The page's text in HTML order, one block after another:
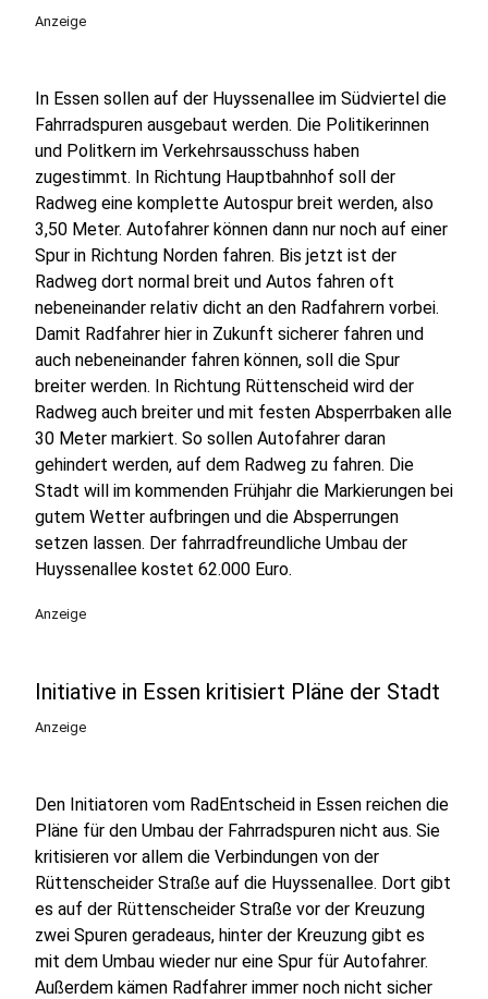
Anzeige
In Essen sollen auf der Huyssenallee im Südviertel die
Fahrradspuren ausgebaut werden. Die Politikerinnen
und Politkern im Verkehrsausschuss haben
zugestimmt. In Richtung Hauptbahnhof soll der
Radweg eine komplette Autospur breit werden, also
3,50 Meter. Autofahrer können dann nur noch auf einer
Spur in Richtung Norden fahren. Bis jetzt ist der
Radweg dort normal breit und Autos fahren oft
nebeneinander relativ dicht an den Radfahrern vorbei.
Damit Radfahrer hier in Zukunft sicherer fahren und
auch nebeneinander fahren können, soll die Spur
breiter werden. In Richtung Rüttenscheid wird der
Radweg auch breiter und mit festen Absperrbaken alle
30 Meter markiert. So sollen Autofahrer daran
gehindert werden, auf dem Radweg zu fahren. Die
Stadt will im kommenden Frühjahr die Markierungen bei
gutem Wetter aufbringen und die Absperrungen
setzen lassen. Der fahrradfreundliche Umbau der
Huyssenallee kostet 62.000 Euro.
Anzeige
Initiative in Essen kritisiert Pläne der Stadt
Anzeige
Den Initiatoren vom RadEntscheid in Essen reichen die
Pläne für den Umbau der Fahrradspuren nicht aus. Sie
kritisieren vor allem die Verbindungen von der
Rüttenscheider Straße auf die Huyssenallee. Dort gibt
es auf der Rüttenscheider Straße vor der Kreuzung
zwei Spuren geradeaus, hinter der Kreuzung gibt es
mit dem Umbau wieder nur eine Spur für Autofahrer.
Außerdem kämen Radfahrer immer noch nicht sicher